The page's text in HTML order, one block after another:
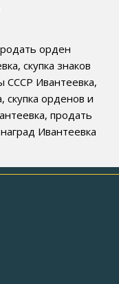
орден
скупка знаков
СССР Ивантеевка,
скупка орденов и
продать
Ивантеевка